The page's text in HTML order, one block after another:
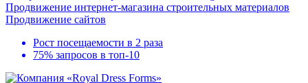
Продвижение интернет-магазина строительных материалов
Продвижение сайтов
Рост посещаемости в 2 раза
75% запросов в топ-10